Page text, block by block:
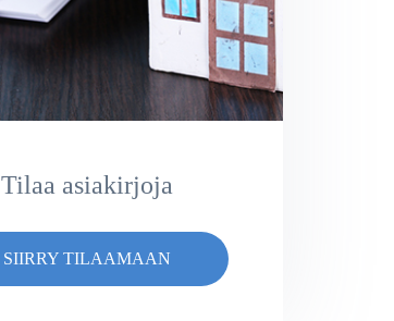
Tilaa asiakirjoja
SIIRRY TILAAMAAN